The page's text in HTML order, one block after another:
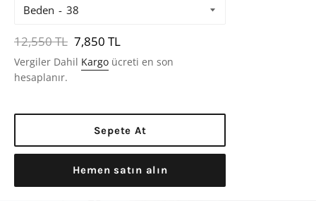
Beden
Normal
Fiyat
12,550 TL 7,850 TL
Vergiler Dahil Kargo ücreti en son
hesaplanır.
Sepete At
Hemen satın alın